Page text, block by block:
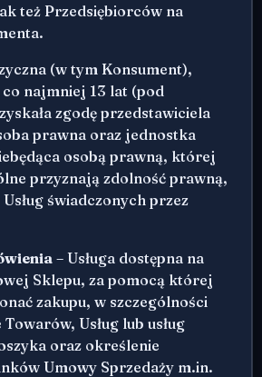
też Przedsiębiorców na
(w tym Konsument),
najmniej 13 lat (pod
zgodę przedstawiciela
prawna oraz jednostka
osobą prawną, której
przyznają zdolność prawną,
świadczonych przez
– Usługa dostępna na
Sklepu, za pomocą której
zakupu, w szczególności
Usług lub usług
oraz określenie
Umowy Sprzedaży m.in.